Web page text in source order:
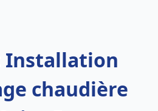
Installation
chaudière